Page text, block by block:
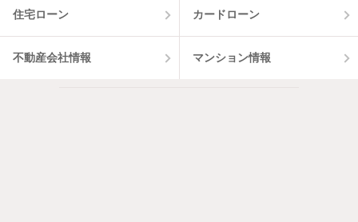
住宅ローン カードローン
不動産会社情報 マンション情報